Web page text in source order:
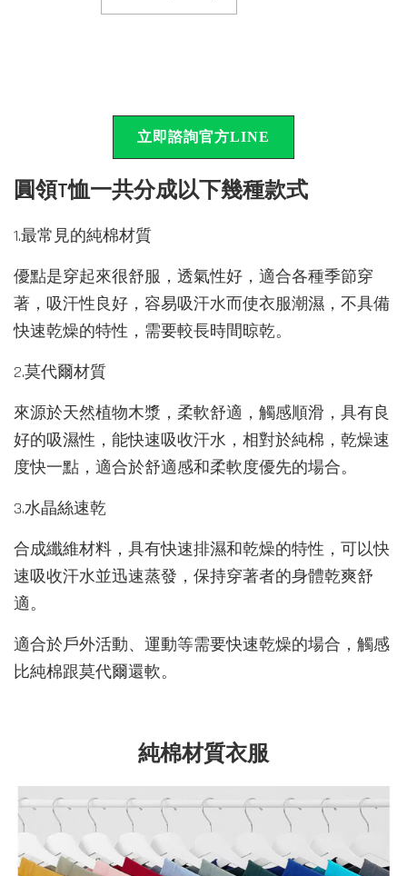
立即諮詢官方LINE
圓領T恤一共分成以下幾種款式
1.最常見的純棉材質
優點是穿起來很舒服，透氣性好，適合各種季節穿
著，吸汗性良好，容易吸汗水而使衣服潮濕，不具備
快速乾燥的特性，需要較長時間晾乾。
2.莫代爾材質
來源於天然植物木漿，柔軟舒適，觸感順滑，具有良
好的吸濕性，能快速吸收汗水，相對於純棉，乾燥速
度快一點，適合於舒適感和柔軟度優先的場合。
3.水晶絲速乾
合成纖維材料，具有快速排濕和乾燥的特性，可以快
速吸收汗水並迅速蒸發，保持穿著者的身體乾爽舒
適。
適合於戶外活動、運動等需要快速乾燥的場合，觸感
比純棉跟莫代爾還軟。
純棉材質衣服